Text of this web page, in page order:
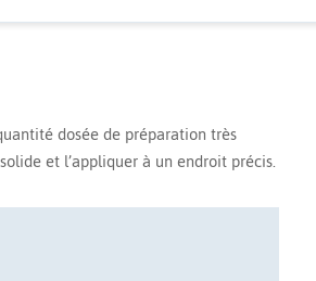
dosée de préparation très
et l’appliquer à un endroit précis.